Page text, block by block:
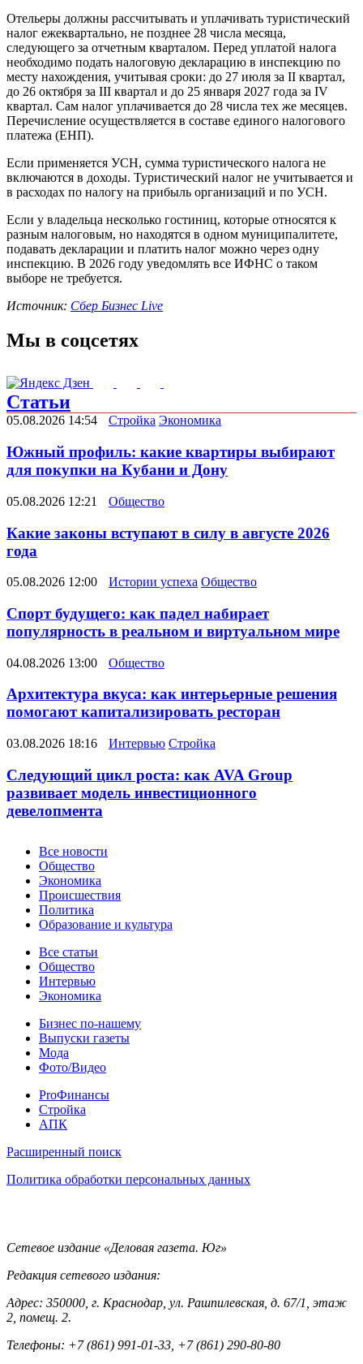
Отельеры должны рассчитывать и уплачивать туристический
налог ежеквартально, не позднее 28 числа месяца,
следующего за отчетным кварталом. Перед уплатой налога
необходимо подать налоговую декларацию в инспекцию по
месту нахождения, учитывая сроки: до 27 июля за II квартал,
до 26 октября за III квартал и до 25 января 2027 года за IV
квартал. Сам налог уплачивается до 28 числа тех же месяцев.
Перечисление осуществляется в составе единого налогового
платежа (ЕНП).
Если применяется УСН, сумма туристического налога не
включаются в доходы. Туристический налог не учитывается и
в расходах по налогу на прибыль организаций и по УСН.
Если у владельца несколько гостиниц, которые относятся к
разным налоговым, но находятся в одном муниципалитете,
подавать декларации и платить налог можно через одну
инспекцию. В 2026 году уведомлять все ИФНС о таком
выборе не требуется.
Источник: Сбер Бизнес Live
Мы в соцсетях
Статьи
05.08.2026 14:54 Стройка Экономика
Южный профиль: какие квартиры выбирают
для покупки на Кубани и Дону
05.08.2026 12:21 Общество
Какие законы вступают в силу в августе 2026
года
05.08.2026 12:00 Истории успеха Общество
Спорт будущего: как падел набирает
популярность в реальном и виртуальном мире
04.08.2026 13:00 Общество
Архитектура вкуса: как интерьерные решения
помогают капитализировать ресторан
03.08.2026 18:16 Интервью Стройка
Следующий цикл роста: как AVA Group
развивает модель инвестиционного
девелопмента
Новости
Все новости
Общество
Экономика
Происшествия
Политика
Образование и культура
Статьи
Все статьи
Общество
Интервью
Экономика
Разное
Бизнес по-нашему
Выпуски газеты
Мода
Фото/Видео
Pro
ProФинансы
Стройка
АПК
Информация
Расширенный поиск
Политика обработки персональных данных
Контакты
Сетевое издание «Деловая газета. Юг»
Редакция сетевого издания:
Адрес: 350000, г. Краснодар, ул. Рашпилевская, д. 67/1, этаж
2, помещ. 2.
Телефоны: +7 (861) 991-01-33, +7 (861) 290-80-80